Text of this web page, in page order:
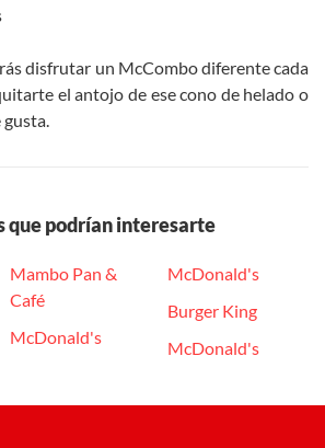
disfrutar un McCombo diferente cada
el antojo de ese cono de helado o
que podrían interesarte
Mambo Pan &
Café
McDonald's
McDonald's
Burger King
McDonald's